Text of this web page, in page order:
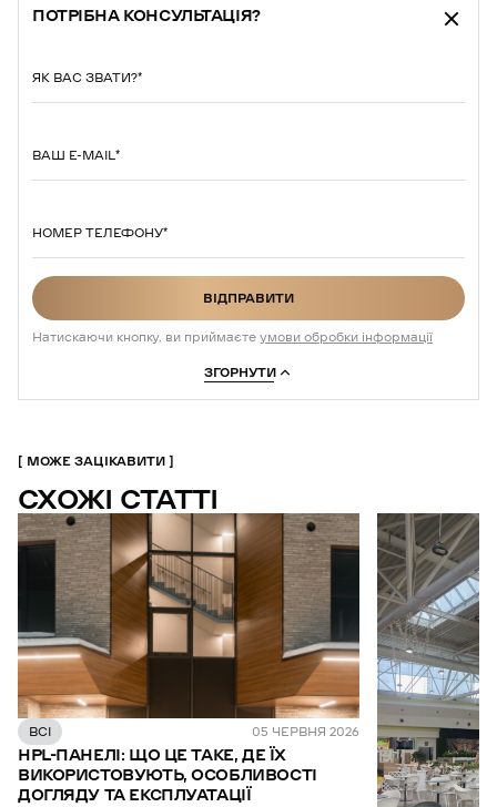
ПОТРІБНА КОНСУЛЬТАЦІЯ?
ЯК ВАС ЗВАТИ?*
ВАШ E-MAIL*
НОМЕР ТЕЛЕФОНУ*
ВІДПРАВИТИ
Натискаючи кнопку, ви приймаєтеумови обробки інформації
ЗГОРНУТИ
МОЖЕ ЗАЦІКАВИТИ
СХОЖІ СТАТТІ
ВСІ 05 ЧЕРВНЯ 2026
HPL-ПАНЕЛІ: ЩО ЦЕ ТАКЕ, ДЕ ЇХ
ВИКОРИСТОВУЮТЬ, ОСОБЛИВОСТІ
ДОГЛЯДУ ТА ЕКСПЛУАТАЦІЇ